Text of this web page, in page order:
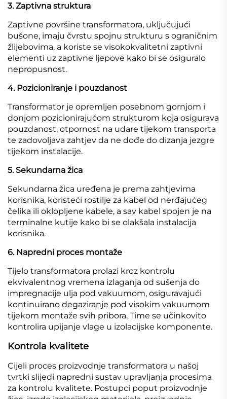
3. Zaptivna struktura
Zaptivne površine transformatora, uključujući
bušone, imaju čvrstu spojnu strukturu s ograničnim
žlijebovima, a koriste se visokokvalitetni zaptivni
elementi uz zaptivne ljepove kako bi se osiguralo
nepropusnost.
4. Pozicioniranje i pouzdanost
Transformator je opremljen posebnom gornjom i
donjom pozicionirajućom strukturom koja osigurava
pouzdanost, otpornost na udare tijekom transporta
te zadovoljava zahtjev da ne dođe do dizanja jezgre
tijekom instalacije.
5. Sekundarna žica
Sekundarna žica uređena je prema zahtjevima
korisnika, koristeći rostilje za kabel od nerđajućeg
čelika ili oklopljene kabele, a sav kabel spojen je na
terminalne kutije kako bi se olakšala instalacija
korisnika.
6. Napredni proces montaže
Tijelo transformatora prolazi kroz kontrolu
ekvivalentnog vremena izlaganja od sušenja do
impregnacije ulja pod vakuumom, osiguravajući
kontinuirano degaziranje pod visokim vakuumom
tijekom montaže svih pribora. Time se učinkovito
kontrolira upijanje vlage u izolacijske komponente.
Kontrola kvalitete
Cijeli proces proizvodnje transformatora u našoj
tvrtki slijedi napredni sustav upravljanja procesima
za kontrolu kvalitete. Postupci poput proizvodnje